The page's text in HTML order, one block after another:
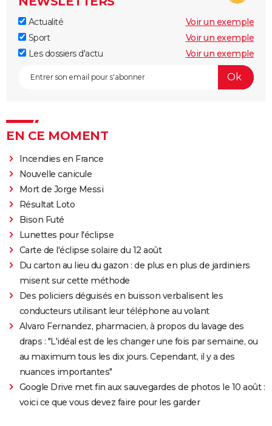
Actualité
Voir un exemple
Sport
Voir un exemple
Les dossiers d'actu
Voir un exemple
EN CE MOMENT
Incendies en France
Nouvelle canicule
Mort de Jorge Messi
Résultat Loto
Bison Futé
Lunettes pour l'éclipse
Carte de l'éclipse solaire du 12 août
Du carton au lieu du gazon : de plus en plus de jardiniers
misent sur cette méthode
Des policiers déguisés en buisson verbalisent les
conducteurs utilisant leur téléphone au volant
Alvaro Fernandez, pharmacien, à propos du lavage des
draps : "L'idéal est de les changer une fois par semaine, ou
au maximum tous les dix jours. Cependant, il y a des
nuances importantes"
Google Drive met fin aux sauvegardes de photos le 10 août :
voici ce que vous devez faire pour les garder